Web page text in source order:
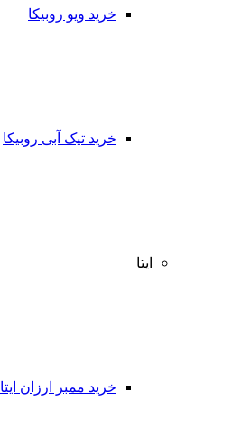
خرید ویو روبیکا
خرید تیک آبی روبیکا
ایتا
خرید ممبر ارزان ایتا